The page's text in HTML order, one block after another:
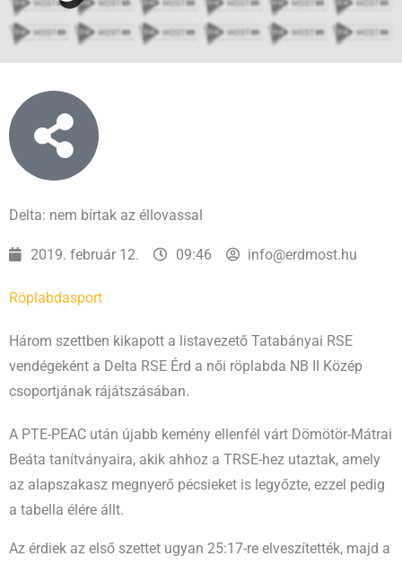
Delta: nem bírtak az éllovassal
2019. február 12. 09:46 info@erdmost.hu
Röplabdasport
Három szettben kikapott a listavezető Tatabányai RSE
vendégeként a Delta RSE Érd a női röplabda NB II Közép
csoportjának rájátszásában.
A PTE-PEAC után újabb kemény ellenfél várt Dömötör-Mátrai
Beáta tanítványaira, akik ahhoz a TRSE-hez utaztak, amely
az alapszakasz megnyerő pécsieket is legyőzte, ezzel pedig
a tabella élére állt.
Az érdiek az első szettet ugyan 25:17-re elveszítették, majd a